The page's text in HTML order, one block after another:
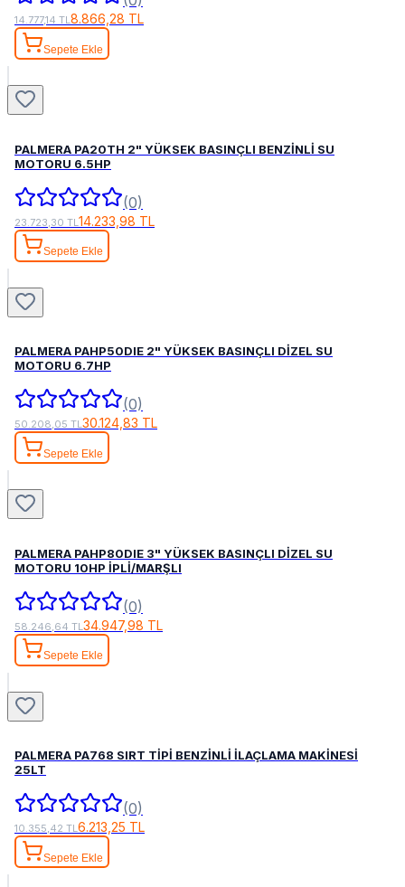
14.777,14 TL8.866,28 TL
Sepete Ekle
PALMERA PA20TH 2" YÜKSEK BASINÇLI BENZİNLİ SU
MOTORU 6.5HP
(0)
23.723,30 TL 14.233,98 TL
Sepete Ekle
PALMERA PAHP50DIE 2" YÜKSEK BASINÇLI DİZEL SU
MOTORU 6.7HP
(0)
50.208,05 TL30.124,83 TL
Sepete Ekle
PALMERA PAHP80DIE 3" YÜKSEK BASINÇLI DİZEL SU
MOTORU 10HP İPLİ/MARŞLI
(0)
58.246,64 TL34.947,98 TL
Sepete Ekle
PALMERA PA768 SIRT TİPİ BENZİNLİ İLAÇLAMA MAKİNESİ
25LT
(0)
10.355,42 TL6.213,25 TL
Sepete Ekle